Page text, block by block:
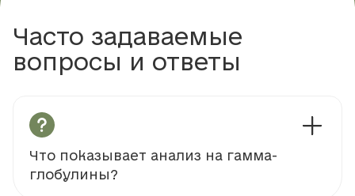
Часто задаваемые
вопросы и ответы
Что показывает анализ на гамма-
глобулины?